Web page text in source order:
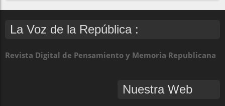
La Voz de la República :
Revista Digital de Pensamiento y Memoria Republicana
Nuestra Web